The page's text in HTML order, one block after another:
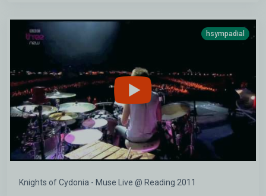
hsympadial
Knights of Cydonia - Muse Live @ Reading 2011